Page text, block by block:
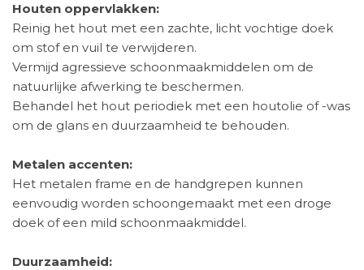
Houten oppervlakken:
Reinig het hout met een zachte, licht vochtige doek
om stof en vuil te verwijderen.
Vermijd agressieve schoonmaakmiddelen om de
natuurlijke afwerking te beschermen.
Behandel het hout periodiek met een houtolie of -was
om de glans en duurzaamheid te behouden.
Metalen accenten:
Het metalen frame en de handgrepen kunnen
eenvoudig worden schoongemaakt met een droge
doek of een mild schoonmaakmiddel.
Duurzaamheid: